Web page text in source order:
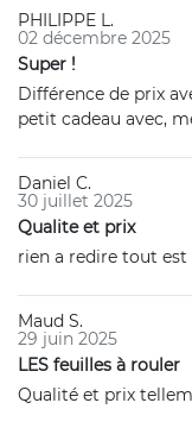
PHILIPPE L.
02 décembre 2025
Super !
Différence de prix
petit cadeau avec,
Daniel C.
30 juillet 2025
Qualite et prix
rien a redire tout
Maud S.
29 juin 2025
LES feuilles à rouler
Qualité et prix